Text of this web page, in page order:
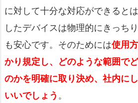
に対して十分な対応ができると
したデバイスは物理的にきっち
も安心です。そのためには使用
かり規定し、どのような範囲で
のかを明確に取り決め、社内に
いいでしょう 。